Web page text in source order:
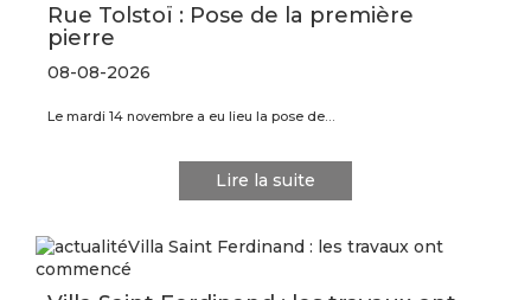
Rue Tolstoï : Pose de la première
pierre
08-08-2026
Le mardi 14 novembre a eu lieu la pose de…
Lire la suite